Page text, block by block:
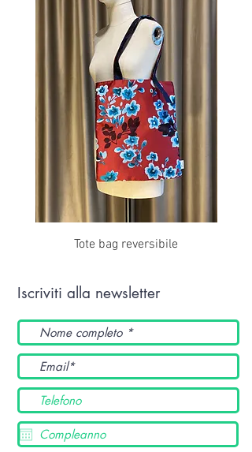
Tote bag reversibile
Iscriviti alla newsletter